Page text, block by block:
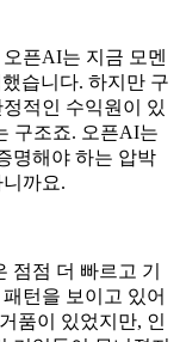
픈AI는 지금 모멘
습니다. 하지만 구
적인 수익원이 있
구조죠. 오픈AI는
명해야 하는 압박
까요.
점점 더 빠르고 기
턴을 보이고 있어
품이 있었지만, 인